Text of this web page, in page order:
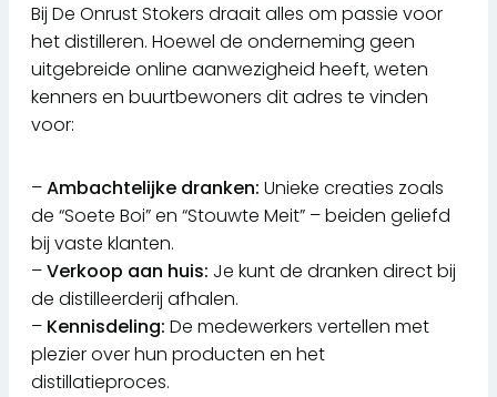
Bij De Onrust Stokers draait alles om passie voor
het distilleren. Hoewel de onderneming geen
uitgebreide online aanwezigheid heeft, weten
kenners en buurtbewoners dit adres te vinden
voor:
–Ambachtelijke dranken: Unieke creaties zoals
de “Soete Boi” en “Stouwte Meit” – beiden geliefd
bij vaste klanten.
–Verkoop aan huis: Je kunt de dranken direct bij
de distilleerderij afhalen.
– Kennisdeling: De medewerkers vertellen met
plezier over hun producten en het
distillatieproces.